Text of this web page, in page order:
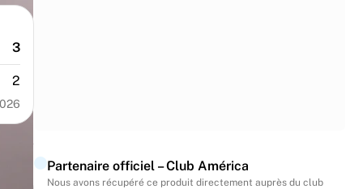
3
2
Partenaire officiel – Club América
Nous avons récupéré ce produit directement auprès du club